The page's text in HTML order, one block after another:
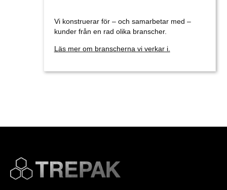
Vi konstruerar för – och samarbetar med –
kunder från en rad olika branscher.
Läs mer om branscherna vi verkar i.